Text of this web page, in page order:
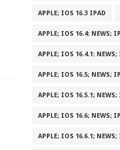
APPLE; IOS 16.3 IPAD
APPLE; IOS 16.4: NEWS;
APPLE; IOS 16.4.1:
APPLE; IOS 16.5; NEWS;
APPLE; IOS 16.5.1;
APPLE; IOS 16.6; NEWS;
APPLE; IOS 16.6.1;